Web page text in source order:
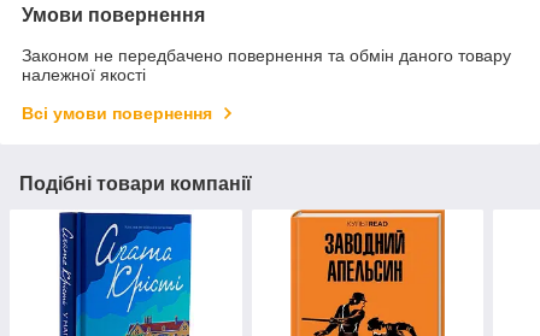
Умови повернення
Законом не передбачено повернення та обмін даного товару
належної якості
Всі умови повернення
Подібні товари компанії